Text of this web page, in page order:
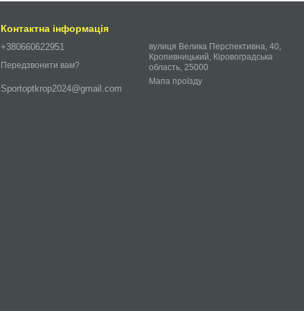
Контактна інформація
+380660622951
Передзвонити вам?
Sportoptkrop2024@gmail.com
вулиця Велика Перспективна, 40,
Кропивницький, Кіровоградська
область, 25000
Мапа проїзду